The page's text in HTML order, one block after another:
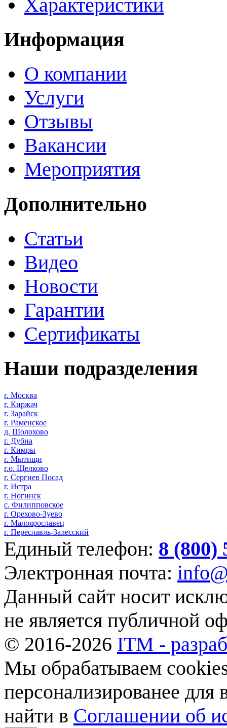
Характеристики
Информация
О компании
Услуги
Отзывы
Вакансии
Мероприятия
Дополнительно
Статьи
Видео
Новости
Гарантии
Сертификаты
Наши подразделения
г. Москва
г. Киржач
г. Зарайск
г. Раменское
д. Шолохово
г. Дубна
г. Кимры
г. Мытищи
г.о. Щелково
г. Сергиев Посад
г. Истра
г. Ногинск
с. Филипповское
г. Орехово-Зуево
г. Малоярославец
г. Переславль-Залесский
Единый телефон: 8 (800)
Электронная почта:
Данный сайт носит
не является публичной
© 2016-2026 ITM -
Мы обрабатываем
персонализированее
найти в Соглашении об